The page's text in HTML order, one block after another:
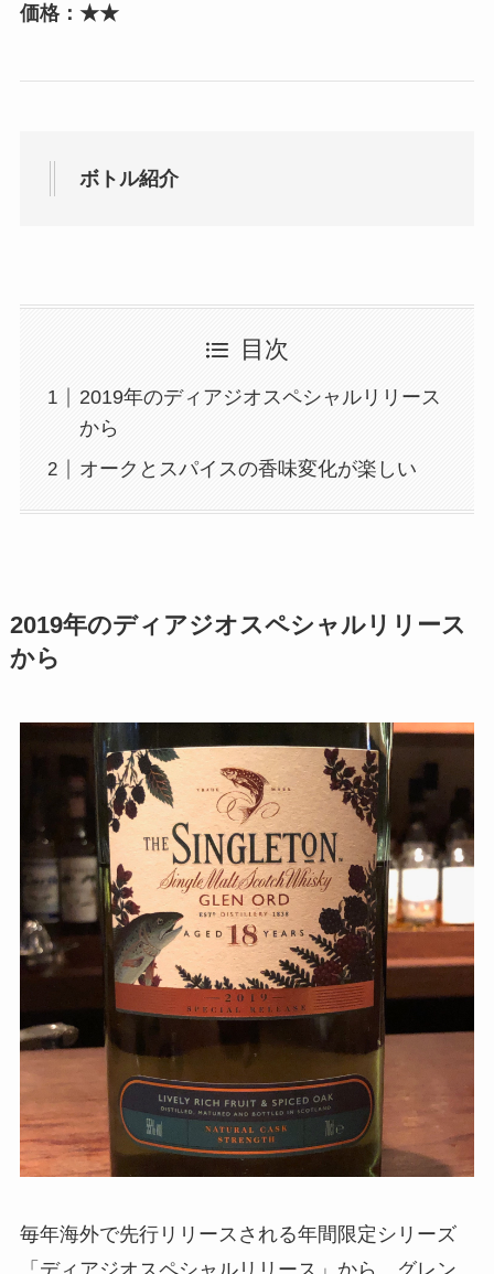
価格：★★
ボトル紹介
目次
2019年のディアジオスペシャルリリース
から
オークとスパイスの香味変化が楽しい
2019年のディアジオスペシャルリリース
から
毎年海外で先行リリースされる年間限定シリーズ
「ディアジオスペシャルリリース」から、グレン